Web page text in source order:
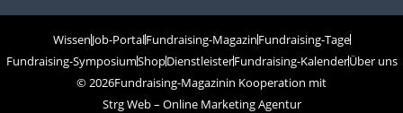
WissenJob-PortalFundraising-MagazinFundraising-Tage
Fundraising-SymposiumShopDienstleisterFundraising-KalenderÜber uns
© 2026Fundraising-Magazinin Kooperation mit
Strg Web – Online Marketing Agentur